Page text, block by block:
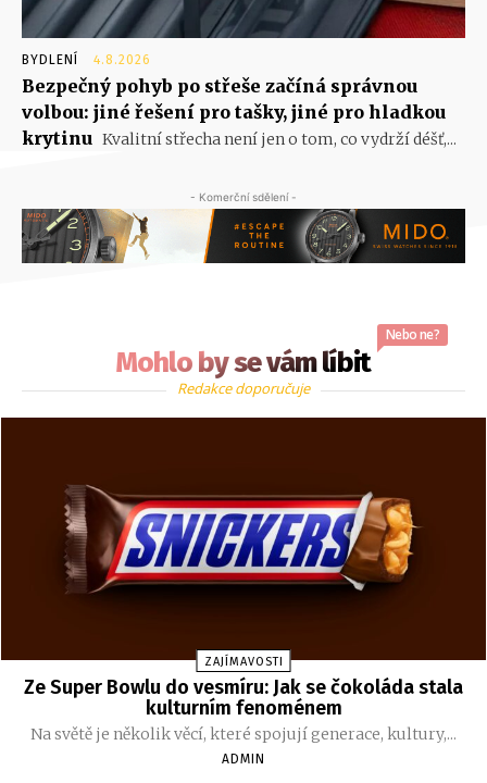
BYDLENÍ 4.8.2026
Bezpečný pohyb po střeše začíná správnou
volbou: jiné řešení pro tašky, jiné pro hladkou
krytinu Kvalitní střecha není jen o tom, co vydrží déšť,...
- Komerční sdělení -
Mohlo by se vám líbit
Nebo ne?
Redakce doporučuje
ZAJÍMAVOSTI
Ze Super Bowlu do vesmíru: Jak se čokoláda stala
kulturním fenoménem
Na světě je několik věcí, které spojují generace, kultury,...
ADMIN